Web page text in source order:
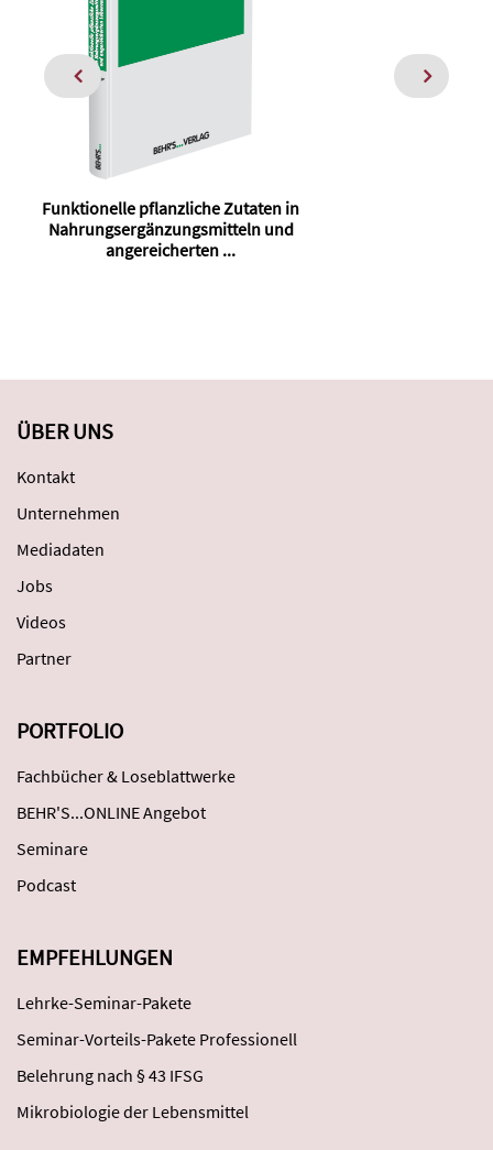
Funktionelle pflanzliche Zutaten in
Nahrungsergänzungsmitteln und
angereicherten ...
ÜBER UNS
Kontakt
Unternehmen
Mediadaten
Jobs
Videos
Partner
PORTFOLIO
Fachbücher & Loseblattwerke
BEHR'S...ONLINE Angebot
Seminare
Podcast
EMPFEHLUNGEN
Lehrke-Seminar-Pakete
Seminar-Vorteils-Pakete Professionell
Belehrung nach § 43 IFSG
Mikrobiologie der Lebensmittel